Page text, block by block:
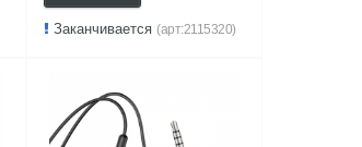
Заканчивается(арт:2115320)